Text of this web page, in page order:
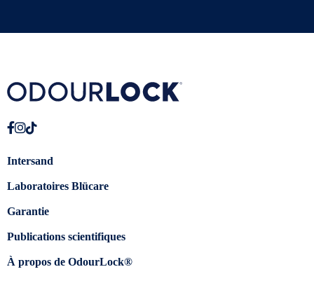
Intersand
Laboratoires Blücare
Garantie
Publications scientifiques
À propos de OdourLock®